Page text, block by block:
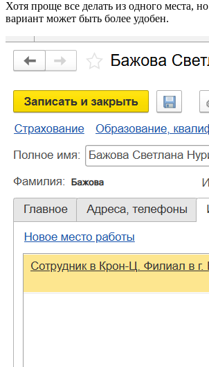
Хотя проще все делать из одного места,
вариант может быть более удобен.